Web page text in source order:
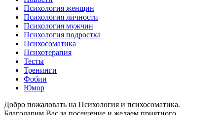
Психология женщин
Психология личности
Психология мужчин
Психология подростка
Психосоматика
Психотерапия
Тесты
Тренинги
Фобии
Юмор
Добро пожаловать на Психология и психосоматика.